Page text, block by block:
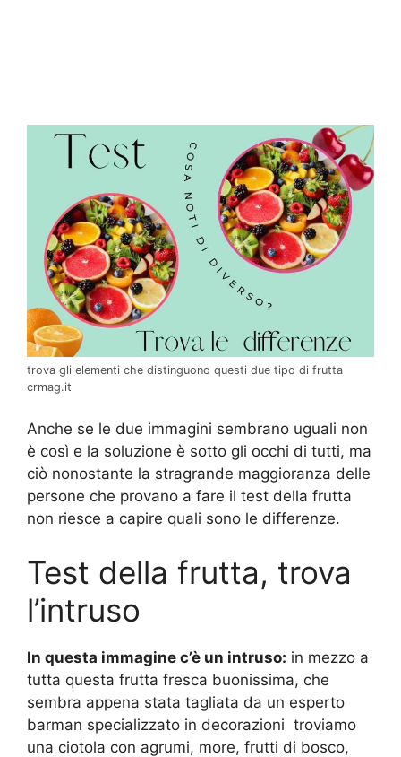
trova gli elementi che distinguono questi due tipo di frutta
crmag.it
Anche se le due immagini sembrano uguali non
è così e la soluzione è sotto gli occhi di tutti, ma
ciò nonostante la stragrande maggioranza delle
persone che provano a fare il test della frutta
non riesce a capire quali sono le differenze.
Test della frutta, trova
l’intruso
In questa immagine c’è un intruso: in mezzo a
tutta questa frutta fresca buonissima, che
sembra appena stata tagliata da un esperto
barman specializzato in decorazioni troviamo
una ciotola con agrumi, more, frutti di bosco,